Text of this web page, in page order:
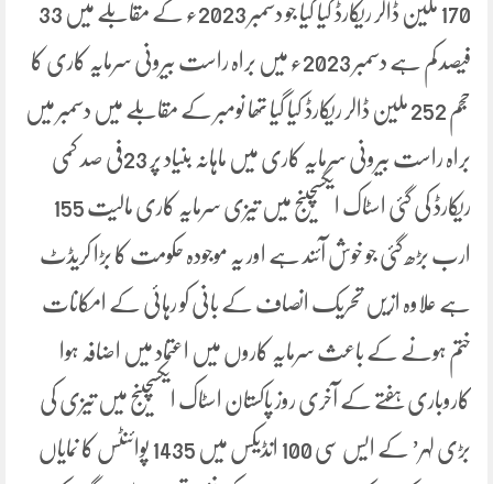
170 ملین ڈالر ریکارڈ کیا گیا جو دسمبر 2023ء کے مقابلے میں 33
فیصد کم ہے دسمبر 2023ء میں براہ راست بیرونی سرمایہ کاری کا
حجم 252 ملین ڈالر ریکارڈ کیا گیا تھا نومبر کے مقابلے میں دسمبر میں
براہ راست بیرونی سرمایہ کاری میں ماہانہ بنیاد پر 23فی صد کمی
ریکارڈ کی گئی اسٹاک ایکسچینج میں تیزی سرمایہ کاری مالیت 155
ارب بڑھ گئی جو خوش آئند ہے اور یہ موجودہ حکومت کا بڑا کریڈٹ
ہے علاوہ ازیں تحریک انصاف کے بانی کو رہائی کے امکانات
ختم ہونے کے باعث سرمایہ کاروں میں اعتماد میں اضافہ ہوا
کاروباری ہفتے کے آخری روز پاکستان اسٹاک ایکسچینج میں تیزی کی
بڑی لہر’ کے ایس سی 100 انڈیکس میں 1435 پوائنٹس کا نمایاں